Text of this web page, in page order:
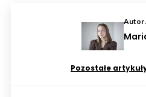
Autor
Pozostałe